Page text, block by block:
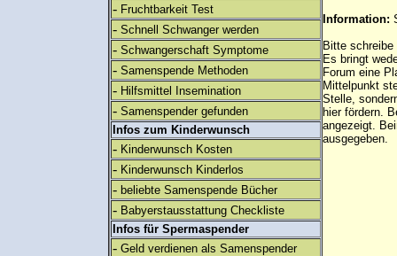
- Fruchtbarkeit Test
- Schnell Schwanger werden
- Schwangerschaft Symptome
- Samenspende Methoden
- Hilfsmittel Insemination
- Samenspender gefunden
Infos zum Kinderwunsch
- Kinderwunsch Kosten
- Kinderwunsch Kinderlos
- beliebte Samenspende Bücher
- Babyerstausstattung Checkliste
Infos für Spermaspender
- Geld verdienen als Samenspender
Information:
Bitte
Es bringt
Forum eine
Mittelpunkt
Stelle,
hier fördern.
angezeigt.
ausgegeben.